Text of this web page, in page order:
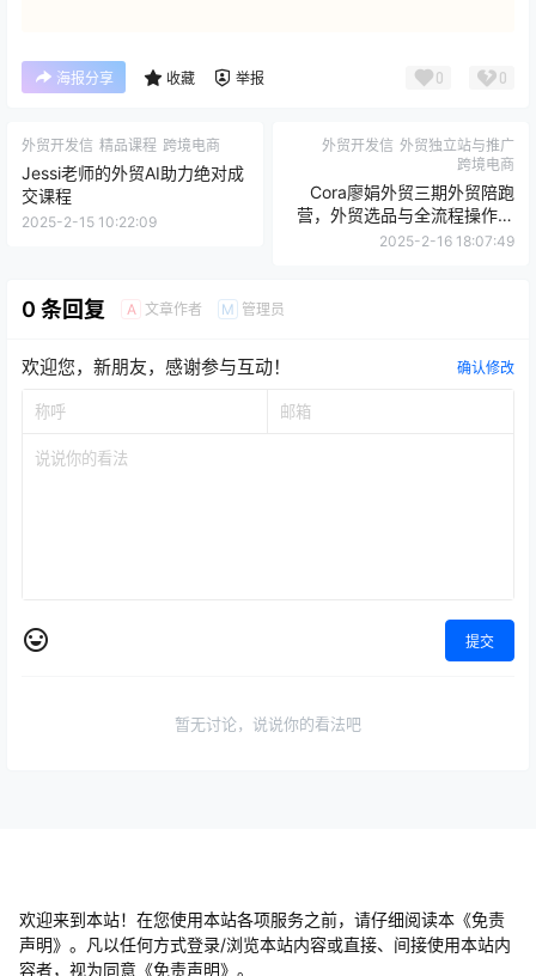
海报分享 收藏 举报 0 0
外贸开发信 精品课程 跨境电商
Jessi老师的外贸AI助力绝对成
交课程
2025-2-15 10:22:09
外贸开发信 外贸独立站与推广
跨境电商
Cora廖娟外贸三期外贸陪跑
营，外贸选品与全流程操作实
战课程
2025-2-16 18:07:49
0 条回复 A 文章作者 M 管理员
欢迎您，新朋友，感谢参与互动！ 确认修改
提交
暂无讨论，说说你的看法吧
欢迎来到本站！在您使用本站各项服务之前，请仔细阅读本《免责
声明》。凡以任何方式登录/浏览本站内容或直接、间接使用本站内
容者，视为同意《免责声明》。